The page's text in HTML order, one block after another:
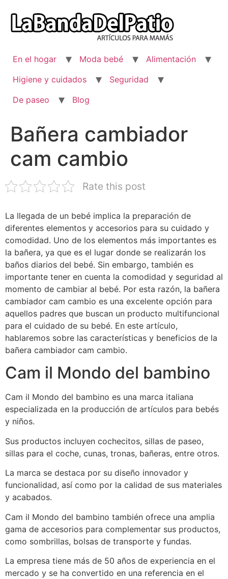
contenido
En el hogar Moda bebé
Alimentación
Higiene y cuidados
Seguridad
De paseo
Blog
Bañera cambiador
cam cambio
Rate this post
La llegada de un bebé implica la preparación de
diferentes elementos y accesorios para su cuidado y
comodidad. Uno de los elementos más importantes es
la bañera, ya que es el lugar donde se realizarán los
baños diarios del bebé. Sin embargo, también es
importante tener en cuenta la comodidad y seguridad al
momento de cambiar al bebé. Por esta razón, la bañera
cambiador cam cambio es una excelente opción para
aquellos padres que buscan un producto multifuncional
para el cuidado de su bebé. En este artículo,
hablaremos sobre las características y beneficios de la
bañera cambiador cam cambio.
Cam il Mondo del bambino
Cam il Mondo del bambino es una marca italiana
especializada en la producción de artículos para bebés
y niños.
Sus productos incluyen cochecitos, sillas de paseo,
sillas para el coche, cunas, tronas, bañeras, entre otros.
La marca se destaca por su diseño innovador y
funcionalidad, así como por la calidad de sus materiales
y acabados.
Cam il Mondo del bambino también ofrece una amplia
gama de accesorios para complementar sus productos,
como sombrillas, bolsas de transporte y fundas.
La empresa tiene más de 50 años de experiencia en el
mercado y se ha convertido en una referencia en el